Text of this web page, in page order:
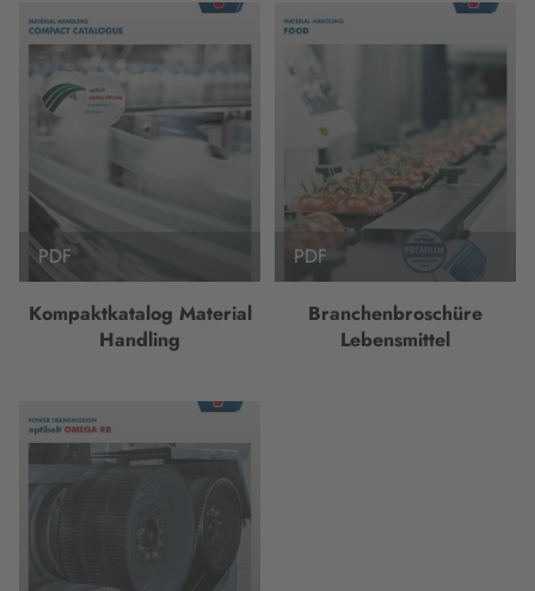
PDF
Kompaktkatalog Material
Handling
PDF
Branchenbroschüre
Lebensmittel